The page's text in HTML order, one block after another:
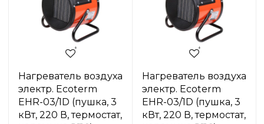
Нагреватель воздуха
электр. Ecoterm
EHR-03/1D (пушка, 3
кВт, 220 В, термостат,
Нагреватель воздуха
электр. Ecoterm
EHR-03/1D (пушка, 3
кВт, 220 В, термостат,